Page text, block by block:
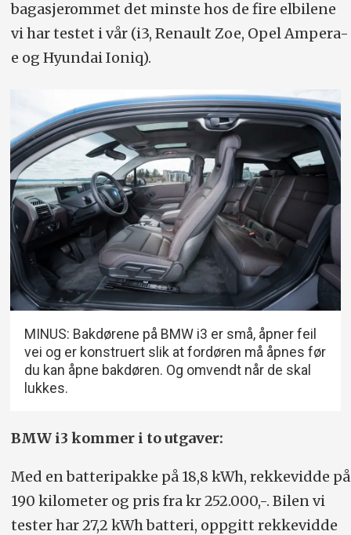
bagasjerommet det minste hos de fire elbilene
vi har testet i vår (i3, Renault Zoe, Opel Ampera-
e og Hyundai Ioniq).
MINUS: Bakdørene på BMW i3 er små, åpner feil
vei og er konstruert slik at fordøren må åpnes før
du kan åpne bakdøren. Og omvendt når de skal
lukkes.
BMW i3 kommer i to utgaver:
Med en batteripakke på 18,8 kWh, rekkevidde på
190 kilometer og pris fra kr 252.000,-. Bilen vi
tester har 27,2 kWh batteri, oppgitt rekkevidde